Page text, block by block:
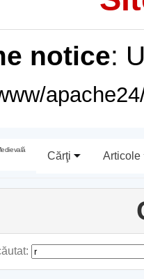
notice:
Cărţi Articole